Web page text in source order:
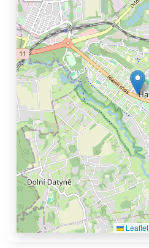
Leaflet